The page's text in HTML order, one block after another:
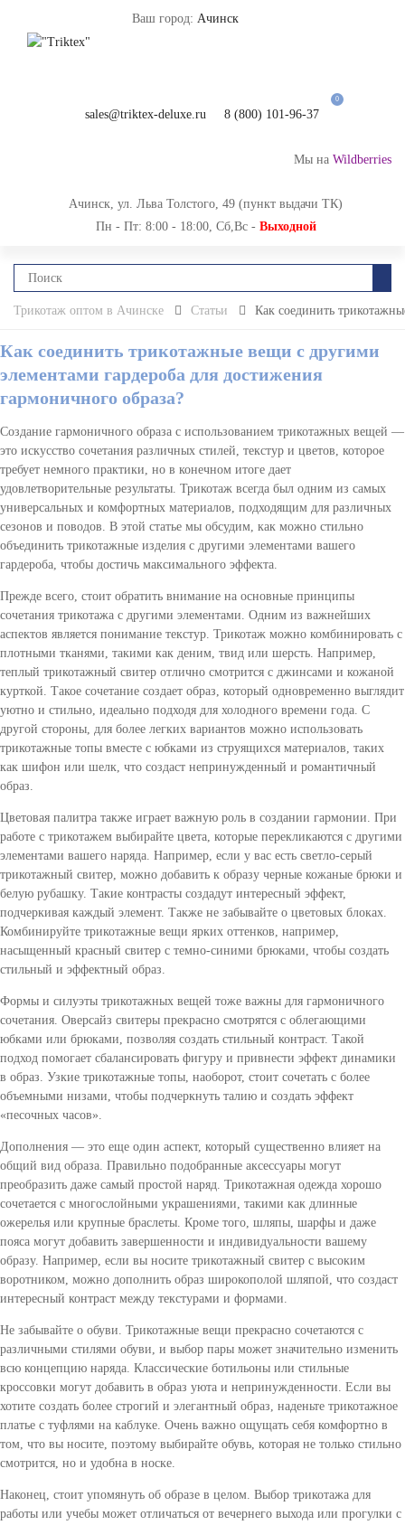
Ваш город: Ачинск
0
8 (800) 101-96-37
sales@triktex-deluxe.ru
Мы на Wildberries
Ачинск, ул. Льва Толстого, 49 (пункт выдачи ТК)
Пн - Пт: 8:00 - 18:00, Сб,Вс - Выходной
Трикотаж оптом в Ачинске Статьи Как соединить
Как соединить трикотажные вещи с другими
элементами гардероба для достижения
гармоничного образа?
Создание гармоничного образа с использованием трикотажных вещей —
это искусство сочетания различных стилей, текстур и цветов, которое
требует немного практики, но в конечном итоге дает
удовлетворительные результаты. Трикотаж всегда был одним из самых
универсальных и комфортных материалов, подходящим для различных
сезонов и поводов. В этой статье мы обсудим, как можно стильно
объединить трикотажные изделия с другими элементами вашего
гардероба, чтобы достичь максимального эффекта.
Прежде всего, стоит обратить внимание на основные принципы
сочетания трикотажа с другими элементами. Одним из важнейших
аспектов является понимание текстур. Трикотаж можно комбинировать с
плотными тканями, такими как деним, твид или шерсть. Например,
теплый трикотажный свитер отлично смотрится с джинсами и кожаной
курткой. Такое сочетание создает образ, который одновременно выглядит
уютно и стильно, идеально подходя для холодного времени года. С
другой стороны, для более легких вариантов можно использовать
трикотажные топы вместе с юбками из струящихся материалов, таких
как шифон или шелк, что создаст непринужденный и романтичный
образ.
Цветовая палитра также играет важную роль в создании гармонии. При
работе с трикотажем выбирайте цвета, которые перекликаются с другими
элементами вашего наряда. Например, если у вас есть светло-серый
трикотажный свитер, можно добавить к образу черные кожаные брюки и
белую рубашку. Такие контрасты создадут интересный эффект,
подчеркивая каждый элемент. Также не забывайте о цветовых блоках.
Комбинируйте трикотажные вещи ярких оттенков, например,
насыщенный красный свитер с темно-синими брюками, чтобы создать
стильный и эффектный образ.
Формы и силуэты трикотажных вещей тоже важны для гармоничного
сочетания. Оверсайз свитеры прекрасно смотрятся с облегающими
юбками или брюками, позволяя создать стильный контраст. Такой
подход помогает сбалансировать фигуру и привнести эффект динамики
в образ. Узкие трикотажные топы, наоборот, стоит сочетать с более
объемными низами, чтобы подчеркнуть талию и создать эффект
«песочных часов».
Дополнения — это еще один аспект, который существенно влияет на
общий вид образа. Правильно подобранные аксессуары могут
преобразить даже самый простой наряд. Трикотажная одежда хорошо
сочетается с многослойными украшениями, такими как длинные
ожерелья или крупные браслеты. Кроме того, шляпы, шарфы и даже
пояса могут добавить завершенности и индивидуальности вашему
образу. Например, если вы носите трикотажный свитер с высоким
воротником, можно дополнить образ широкополой шляпой, что создаст
интересный контраст между текстурами и формами.
Не забывайте о обуви. Трикотажные вещи прекрасно сочетаются с
различными стилями обуви, и выбор пары может значительно изменить
всю концепцию наряда. Классические ботильоны или стильные
кроссовки могут добавить в образ уюта и непринужденности. Если вы
хотите создать более строгий и элегантный образ, наденьте трикотажное
платье с туфлями на каблуке. Очень важно ощущать себя комфортно в
том, что вы носите, поэтому выбирайте обувь, которая не только стильно
смотрится, но и удобна в носке.
Наконец, стоит упомянуть об образе в целом. Выбор трикотажа для
работы или учебы может отличаться от вечернего выхода или прогулки с